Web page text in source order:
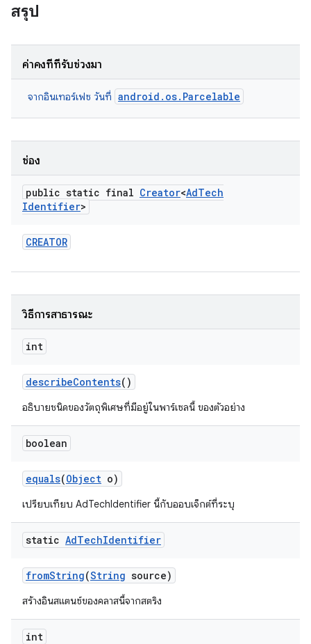
สรุป
ค่าคงที่ที่รับช่วงมา
จากอินเทอร์เฟซ วันที่ android.os.Parcelable
ช่อง
public static final Creator<AdTech
Identifier>
CREATOR
วิธีการสาธารณะ
int
describeContents()
อธิบายชนิดของวัตถุพิเศษที่มีอยู่ในพาร์เซลนี้ ของตัวอย่าง
boolean
equals(Object o)
เปรียบเทียบ AdTechIdentifier นี้กับออบเจ็กต์ที่ระบุ
static AdTechIdentifier
fromString(String source)
สร้างอินสแตนซ์ของคลาสนี้จากสตริง
int